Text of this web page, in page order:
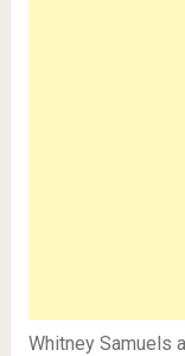
Whitney Samuels